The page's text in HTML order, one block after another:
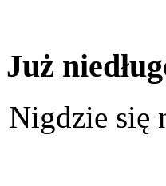
Już
Nigdzie się